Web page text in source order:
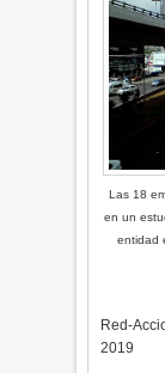
Las 18
en un
entidad
Red-
2019